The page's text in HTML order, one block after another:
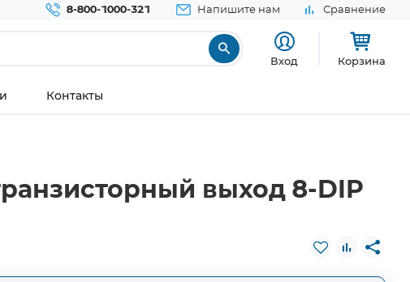
8-800-1000-321 Напишите нам Сравнение
Вход Корзина
Контакты
выход 8-DIP